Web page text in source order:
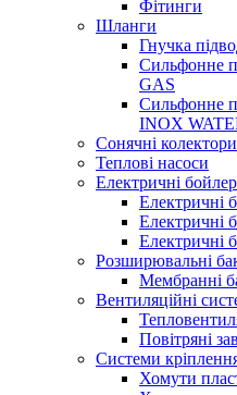
Фітинги
Шланги
Гнучка
Сильфонне
GAS
Сильфонне
INOX
Сонячні колектори
Теплові насоси
Електричні
Електричні
Електричні
Електричні
Розширювальні
Мембранні
Вентиляційні
Повітряні
Системи
Хомути